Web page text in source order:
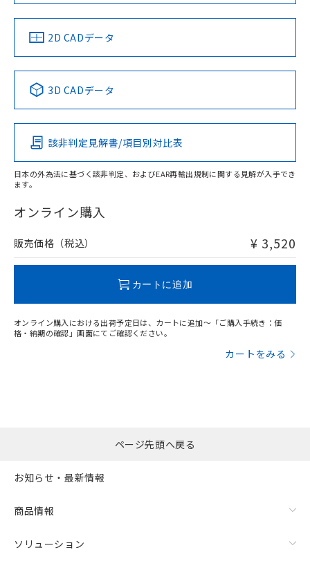
中国 RoHS 注意事項・凡例
Pb Hg Cd Cr(VI)
O
在庫等で未対応品が混在する可能性があります。
問い合わせください。
2D CADデータ
3D CADデータ
該非判定見解書/項目別対比表
日本の外為法に基づく該非判定、およびEAR再輸出規制に関する見解が入手でき
ます。
オンライン購入
販売価格（税込） ¥ 3,520
カートに追加
オンライン購入における出荷予定日は、カートに追加～「ご購入手続き：価
格・納期の確認」画面にてご確認ください。
カートをみる
ページ先頭へ戻る
お知らせ・最新情報
商品情報
ソリューション